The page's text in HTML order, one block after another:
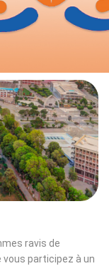
ravis de
participez à un